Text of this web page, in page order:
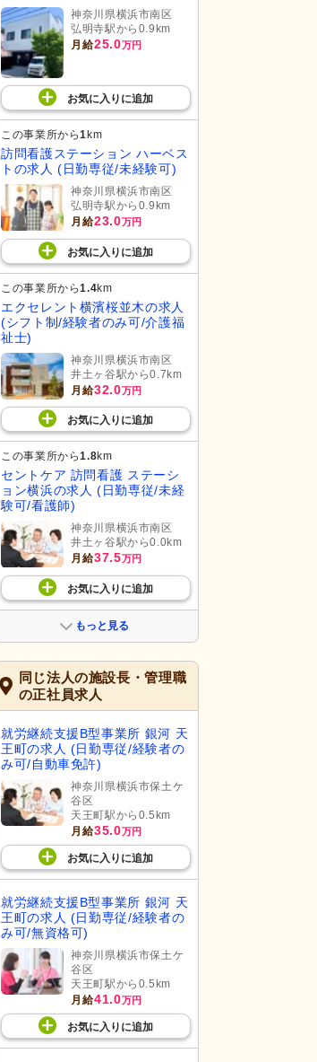
神奈川県横浜市南区
弘明寺駅から0.9km
月給25.0万円
お気に入り に追加
この事業所から1 km
訪問看護ステーション ハーベス
トの求人 (日勤専従/未経験可)
神奈川県横浜市南区
弘明寺駅から0.9km
月給23.0万円
お気に入り に追加
この事業所から1.4km
エクセレント横濱桜並木の求人
(シフト制/経験者のみ可/介護福
祉士)
神奈川県横浜市南区
井土ヶ谷駅から0.7km
月給32.0万円
お気に入り に追加
この事業所から1.8km
セントケア 訪問看護 ステーシ
ョン横浜の求人 (日勤専従/未経
験可/看護師)
神奈川県横浜市南区
井土ヶ谷駅から0.0km
月給37.5万円
お気に入り に追加
もっと見る
同じ法人の施設長・管理職
の正社員求人
就労継続支援B型事業所 銀河 天
王町の求人 (日勤専従/経験者の
み可/自動車免許)
神奈川県横浜市保土ケ
谷区
天王町駅から0.5km
月給35.0万円
お気に入り に追加
就労継続支援B型事業所 銀河 天
王町の求人 (日勤専従/経験者の
み可/無資格可)
神奈川県横浜市保土ケ
谷区
天王町駅から0.5km
月給41.0万円
お気に入り に追加